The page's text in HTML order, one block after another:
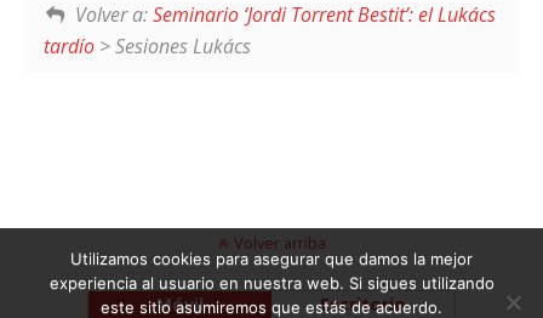
Volver a:Seminario ‘Jordi Torrent Bestit’: el Lukács
tardío > Sesiones Lukács
Volver arriba
Móvil Escritorio
Utilizamos cookies para asegurar que damos la mejor
experiencia al usuario en nuestra web. Si sigues utilizando
este sitio asumiremos que estás de acuerdo.